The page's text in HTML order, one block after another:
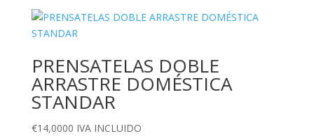
PRENSATELAS DOBLE
ARRASTRE DOMÉSTICA
STANDAR
€14,0000 IVA INCLUIDO